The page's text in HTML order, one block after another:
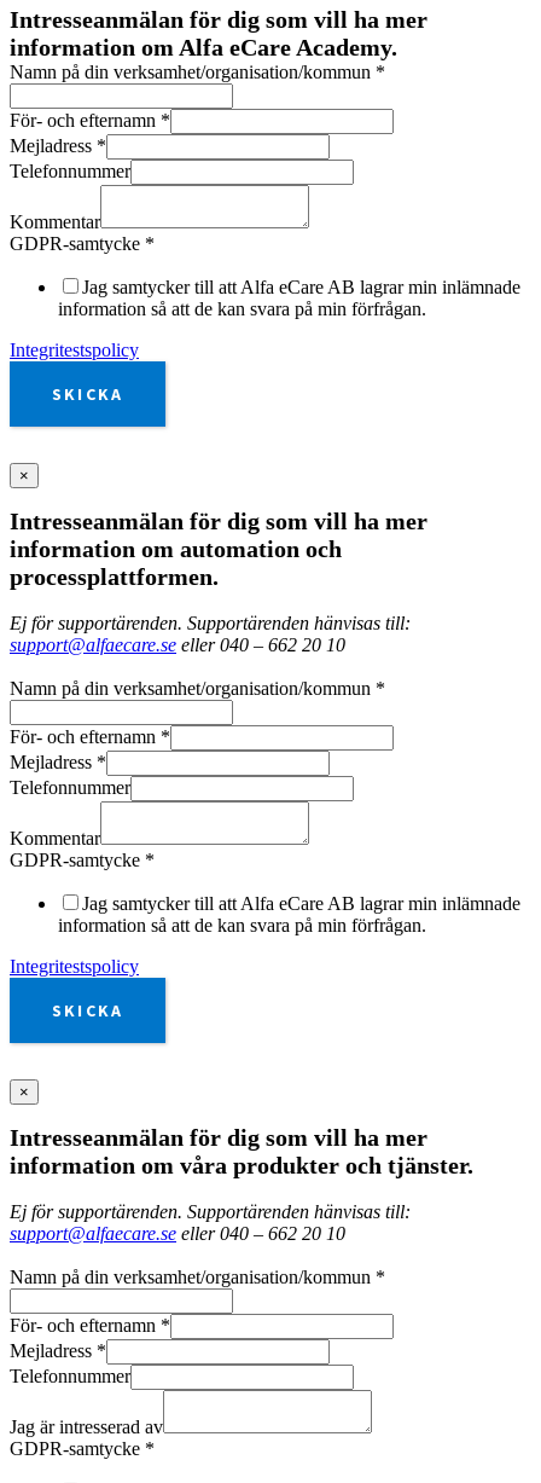
Intresseanmälan för dig som vill ha mer
information om Alfa eCare Academy.
Namn på din verksamhet/organisation/kommun *
För- och efternamn *
Mejladress *
Telefonnummer
Kommentar
GDPR-samtycke *
Jag samtycker till att Alfa eCare AB lagrar min inlämnade
information så att de kan svara på min förfrågan.
Integritestspolicy
SKICKA
×
Intresseanmälan för dig som vill ha mer
information om automation och
processplattformen.
Ej för supportärenden. Supportärenden hänvisas till:
support@alfaecare.se eller 040 – 662 20 10
Namn på din verksamhet/organisation/kommun *
För- och efternamn *
Mejladress *
Telefonnummer
Kommentar
GDPR-samtycke *
Jag samtycker till att Alfa eCare AB lagrar min inlämnade
information så att de kan svara på min förfrågan.
Integritestspolicy
SKICKA
×
Intresseanmälan för dig som vill ha mer
information om våra produkter och tjänster.
Ej för supportärenden. Supportärenden hänvisas till:
support@alfaecare.se eller 040 – 662 20 10
Namn på din verksamhet/organisation/kommun *
För- och efternamn *
Mejladress *
Telefonnummer
Jag är intresserad av
GDPR-samtycke *